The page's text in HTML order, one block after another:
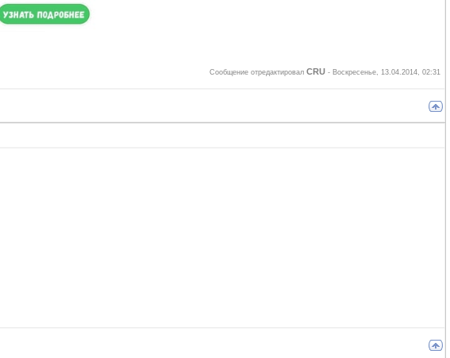
Сообщение отредактировал CRU - Воскресенье, 13.04.2014, 02:31